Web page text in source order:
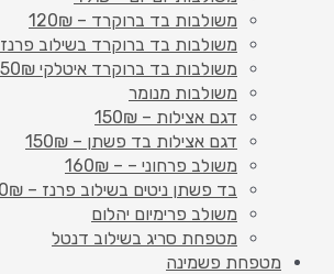
משולבות בד ברוקרד – 120₪
משולבות בד ברוקרד בשילוב פרנז 130₪
משולבות בד ברוקרד איטלקי 150₪
משולבות מנומר
דגם אצילות – 150₪
דגם אצילות בד פשתן – 150₪
משולב פרחוני – – 160₪
בד פשתן ניטים בשילוב פרנז – 100₪
משולב פרימיום יהלום
מטפחת סריג בשילוב דנטל
מטפחת פשמינה